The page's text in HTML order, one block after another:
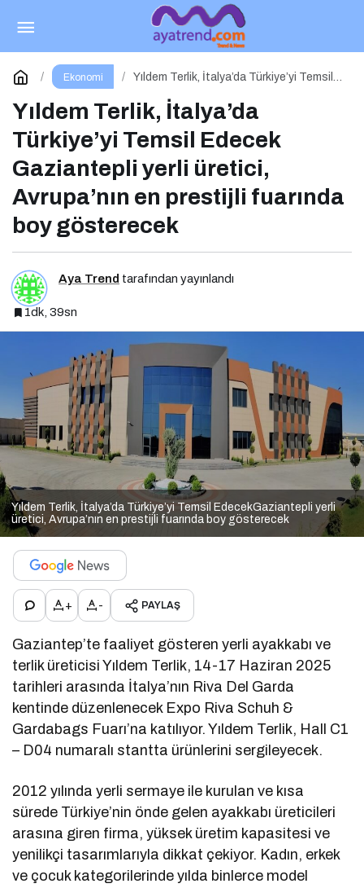
Ekonomi
Yıldem Terlik, İtalya’da Türkiye’yi Temsil
Avrupa’nın en prestijli fuarında boy
gösterecek
Yıldem Terlik, İtalya’da
Türkiye’yi Temsil Edecek
Gaziantepli yerli üretici,
Avrupa’nın en prestijli fuarında
boy gösterecek
Aya Trend tarafından yayınlandı
1dk, 39sn
Yıldem Terlik, İtalya’da Türkiye’yi Temsil EdecekGaziantepli yerli
üretici, Avrupa’nın en prestijli fuarında boy gösterecek
+ - PAYLAŞ
Gaziantep’te faaliyet gösteren yerli ayakkabı ve
terlik üreticisi Yıldem Terlik, 14-17 Haziran 2025
tarihleri arasında İtalya’nın Riva Del Garda
kentinde düzenlenecek Expo Riva Schuh &
Gardabags Fuarı’na katılıyor. Yıldem Terlik, Hall C1
– D04 numaralı stantta ürünlerini sergileyecek.
2012 yılında yerli sermaye ile kurulan ve kısa
sürede Türkiye’nin önde gelen ayakkabı üreticileri
arasına giren firma, yüksek üretim kapasitesi ve
yenilikçi tasarımlarıyla dikkat çekiyor. Kadın, erkek
ve çocuk kategorilerinde yılda binlerce model
2030 Sanayi ve Teknoloji Stratejisi Açıklandı
Yorum Yap